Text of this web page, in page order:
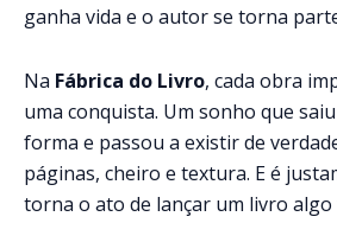
ganha vida e o autor se torna
Na Fábrica do Livro, cada obra
uma conquista. Um sonho que
forma e passou a existir de
páginas, cheiro e textura. E é
torna o ato de lançar um livro algo